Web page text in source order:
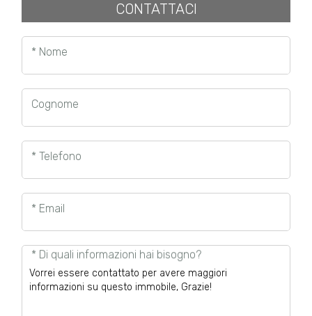
CONTATTACI
* Nome
Cognome
* Telefono
* Email
* Di quali informazioni hai bisogno?